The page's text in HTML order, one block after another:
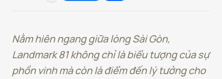
Nằm hiên ngang giữa lòng Sài Gòn,
Landmark 81 không chỉ là biểu tượng của sự
phồn vinh mà còn là điểm đến lý tưởng cho